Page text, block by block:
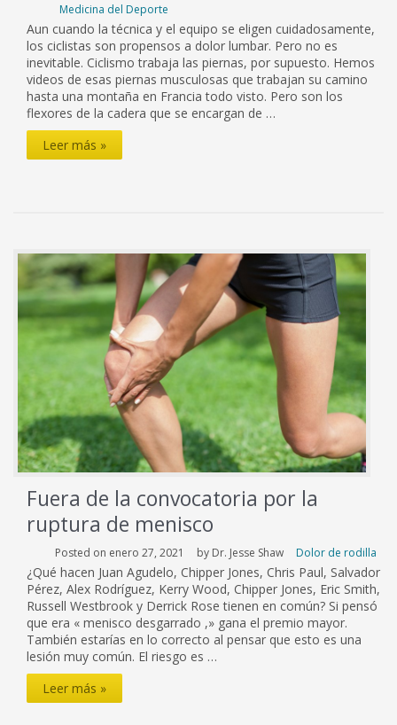
Medicina del Deporte
Aun cuando la técnica y el equipo se eligen cuidadosamente,
los ciclistas son propensos a dolor lumbar. Pero no es
inevitable. Ciclismo trabaja las piernas, por supuesto. Hemos
videos de esas piernas musculosas que trabajan su camino
hasta una montaña en Francia todo visto. Pero son los
flexores de la cadera que se encargan de …
Ciclismo
espalda
no
tienen
que
viajar
en
tándem
Leer más »
Fuera de la convocatoria por la
ruptura de menisco
Posted on enero 27, 2021 by Dr. Jesse Shaw Dolor de rodilla
¿Qué hacen Juan Agudelo, Chipper Jones, Chris Paul, Salvador
Pérez, Alex Rodríguez, Kerry Wood, Chipper Jones, Eric Smith,
Russell Westbrook y Derrick Rose tienen en común? Si pensó
que era « menisco desgarrado ,» gana el premio mayor.
También estarías en lo correcto al pensar que esto es una
lesión muy común. El riesgo es …
Fuera
Leer más »